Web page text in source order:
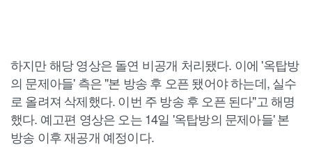
하지만 해당 영상은 돌연 비공개 처리됐다. 이에 '옥탑방
의 문제아들' 측은 "본 방송 후 오픈 됐어야 하는데, 실수
로 올려져 삭제했다. 이번 주 방송 후 오픈 된다"고 해명
했다. 예고편 영상은 오는 14일 '옥탑방의 문제아들' 본
방송 이후 재공개 예정이다.